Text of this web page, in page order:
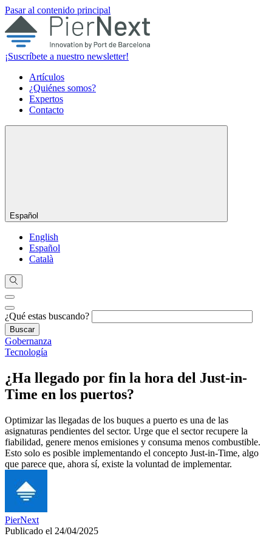
Pasar al contenido principal
¡Suscríbete a nuestro newsletter!
Artículos
¿Quiénes somos?
Expertos
Contacto
Español
English
Español
Català
¿Qué estas buscando?
Gobernanza
Tecnología
¿Ha llegado por fin la hora del Just-in-
Time en los puertos?
Optimizar las llegadas de los buques a puerto es una de las
asignaturas pendientes del sector. Urge que el sector recupere la
fiabilidad, genere menos emisiones y consuma menos combustible.
Esto solo es posible implementando el concepto Just-in-Time, algo
que parece que, ahora sí, existe la voluntad de implementar.
PierNext
Publicado el 24/04/2025